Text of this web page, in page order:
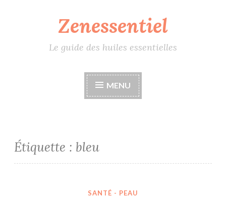
Zenessentiel
Le guide des huiles essentielles
MENU
Étiquette : bleu
SANTÉ - PEAU